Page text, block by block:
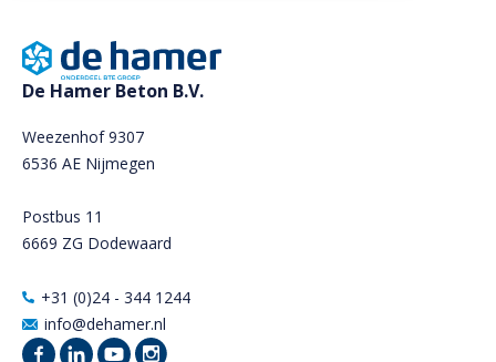
HVO toeslag
De Hamer Beton B.V.
Weezenhof 9307
6536 AE Nijmegen
Postbus 11
6669 ZG Dodewaard
+31 (0)24 - 344 1244
info@dehamer.nl